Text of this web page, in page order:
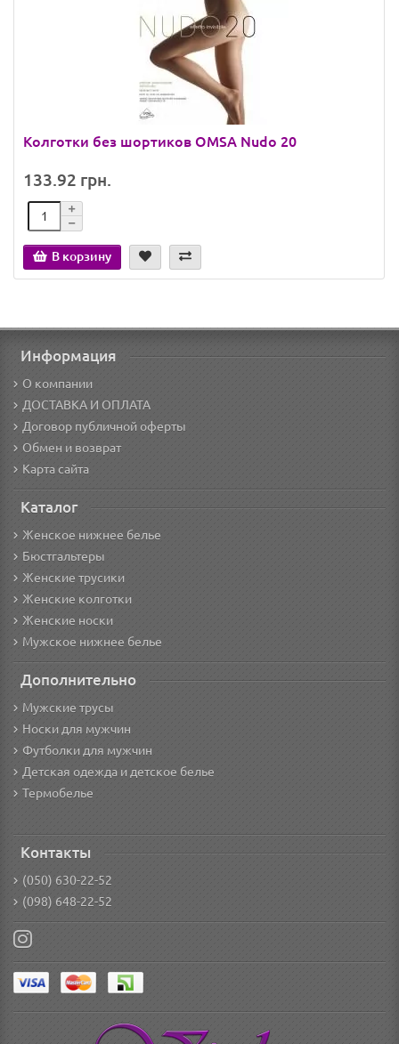
Колготки без шортиков OMSA Nudo 20
133.92 грн.
В корзину
Информация
О компании
ДОСТАВКА И ОПЛАТА
Договор публичной оферты
Обмен и возврат
Карта сайта
Каталог
Женское нижнее белье
Бюстгальтеры
Женские трусики
Женские колготки
Женские носки
Мужское нижнее белье
Дополнительно
Мужские трусы
Носки для мужчин
Футболки для мужчин
Детская одежда и детское белье
Термобелье
Контакты
(050) 630-22-52
(098) 648-22-52